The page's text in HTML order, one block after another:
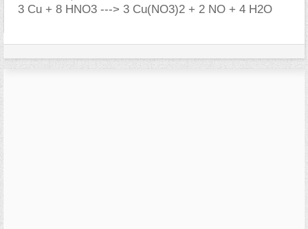
3 Cu + 8 HNO3 ---> 3 Cu(NO3)2 + 2 NO + 4 H2O